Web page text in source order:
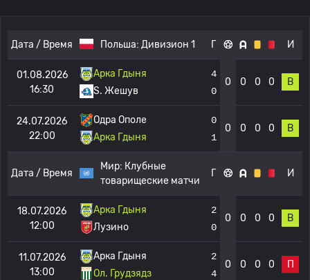
Дата / Время Польша: Дивизион 1 Г И
01.08.2026
16:30
Арка Гдыня
S. Жешув
4
0
0 0 0 0 В
24.07.2026
22:00
Одра Ополе
Арка Гдыня
0
1
0 0 0 0 В
Дата / Время
Мир: Клубные
товарищеские матчи
Г И
18.07.2026
12:00
Арка Гдыня
Лузино
2
0
0 0 0 0 В
11.07.2026
13:00
Арка Гдыня
Ол. Грудзядз
2
4
0 0 0 0 П